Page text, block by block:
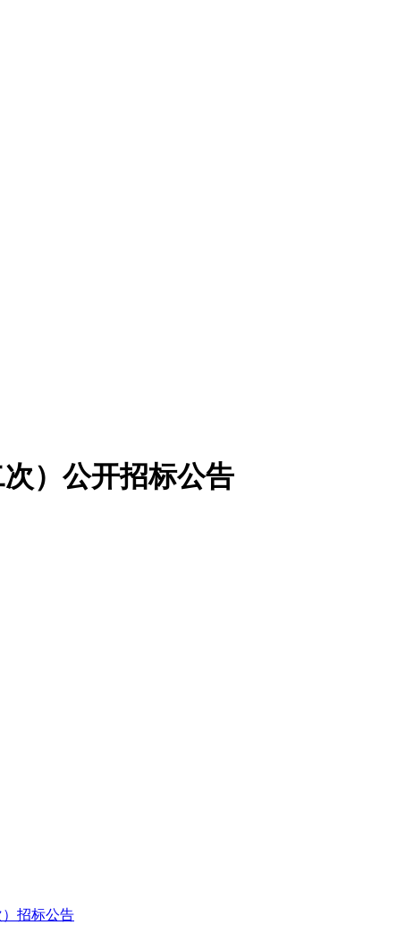
）公开招标公告
求详见招标文件。
招标公告